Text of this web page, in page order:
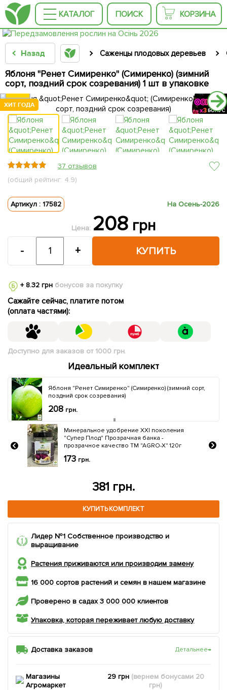
КАТАЛОГ ПОИСК КОРЗИНА
Назад Саженцы плодовых деревьев
Яблоня "Ренет Симиренко" (Симиренко) (зимний
сорт, поздний срок созревания) 1 шт в упаковке
ХИТ ГОДА
ХИТ ГОДА
ХИТ ГОДА
ХИТ ГОДА
ХИТ ГОДА
ХИТ ГОДА
37 отзывов
(общий рейтинг: 4.9)
Артикул : 17582 На Осень-2026
Цена: 208грн
КУПИТЬ
- +
+ 8.32 грнбонусов за покупку
Сажайте сейчас, платите потом
(оплата частями):
Доступно для заказов от 1000 грн.
Идеальный комплект
Яблоня "Ренет Симиренко" (Симиренко) (зимний сорт,
поздний срок созревания)
208 грн.
Био катализатор роста "КОРНЕВИН АГР"
Лимитированная серия ТМ "AGRO-X" 120г
261
469 грн.
КУПИТЬ КОМПЛЕКТ
Лидер №1 Собственное производство и
выращивание
Растения приживаются или производим замену
16 000 сортов растений и семян в нашем магазине
Проверено в садах 3 000 000 клиентов
Упаковка, которая переживает любую доставку
Доставка заказов Детальнее→
Магазины
Агромаркет
29 грн (вернем бонусами 20
грн)